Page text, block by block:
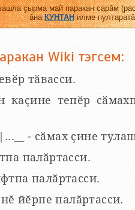
ҫырма май паракан сарӑм
ӑнаКУНТАНилме
Wiki тэгсем:
тӑвасси.
каҫине тепӗр
- сӑмах ҫине
палӑртасси.
палӑртасси.
йӗрпе палӑртасси.